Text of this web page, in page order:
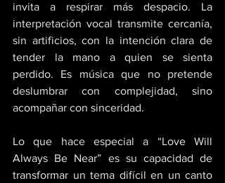
invita a respirar más despacio. La
interpretación vocal transmite cercanía,
sin artificios, con la intención clara de
tender la mano a quien se sienta
perdido. Es música que no pretende
deslumbrar con complejidad, sino
acompañar con sinceridad.
Lo que hace especial a “Love Will
Always Be Near” es su capacidad de
transformar un tema difícil en un canto